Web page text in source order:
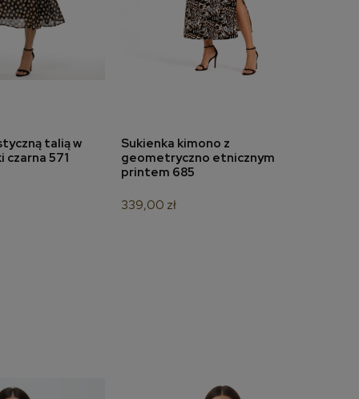
koszykatalią w
czarna 571
dodaj do koszyka
Sukienka kimono z
geometryczno etnicznym
printem 685
339,00 zł